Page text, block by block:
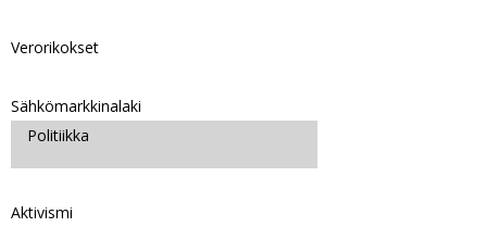
Verorikokset
Sähkömarkkinalaki
Politiikka
Aktivismi